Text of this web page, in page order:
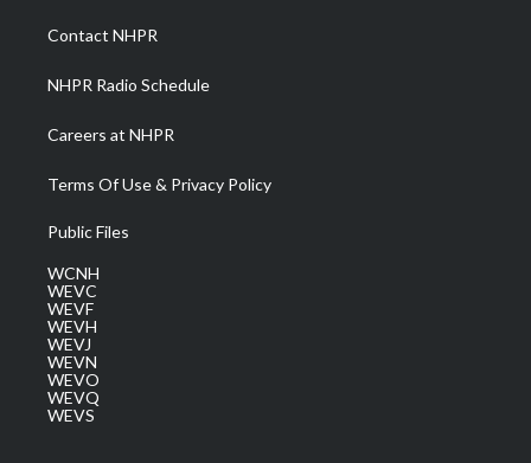
a
m
Contact NHPR
NHPR Radio Schedule
Careers at NHPR
Terms Of Use & Privacy Policy
Public Files
WCNH
WEVC
WEVF
WEVH
WEVJ
WEVN
WEVO
WEVQ
WEVS